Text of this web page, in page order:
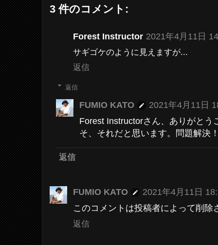
3 件のコメント:
Forest Instructor 2021年4月11日
サギゴケのように見えますが...
返信
返信
FUMIO KATO
2021年4月11日
Forest Instructorさん、ありがとう
そ、それだと思います。問題解決
返信
FUMIO KATO
2021年4月11日
このコメントは投稿者によって削除
返信